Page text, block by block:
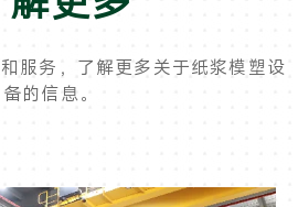
服务，了解更多关于纸浆模塑设
备的信息。